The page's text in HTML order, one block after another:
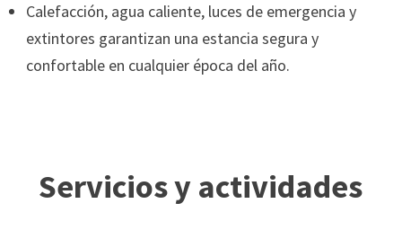
Calefacción, agua caliente, luces de emergencia y
extintores garantizan una estancia segura y
confortable en cualquier época del año.
Servicios y actividades